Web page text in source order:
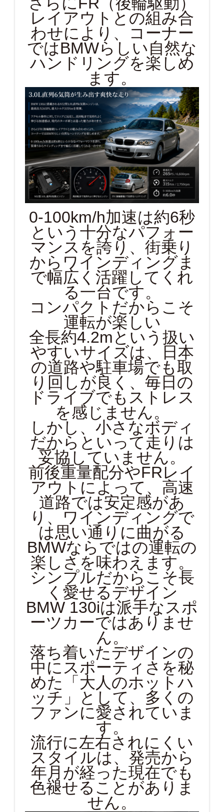
レイアウトとの組み合
わせにより、コーナー
ではBMWらしい自然な
ハンドリングを楽しめ
ます。
0-100km/h加速は約6秒
という十分なパフォー
マンスを誇り、街乗り
からワインディングま
で幅広く活躍してくれ
る一台です。
コンパクトだからこそ
運転が楽しい
全長約4.2mという扱い
やすいサイズは、日本
の道路や駐車場でも取
り回しが良く、毎日の
ドライブでもストレス
を感じません。
しかし、小さなボディ
だからといって走りは
妥協していません。
前後重量配分やFRレイ
アウトによって、高速
道路では安定感があ
り、ワインディングで
は思い通りに曲がる
BMWならではの運転の
楽しさを味わえます。
シンプルだからこそ長
く愛せるデザイン
BMW 130iは派手なスポ
ーツカーではありませ
ん。
落ち着いたデザインの
中にスポーティさを秘
めた「大人のホットハ
ッチ」として、多くの
ファンに愛されていま
す。
流行に左右されにくい
スタイルは、発売から
年月が経った現在でも
色褪せることがありま
せん。